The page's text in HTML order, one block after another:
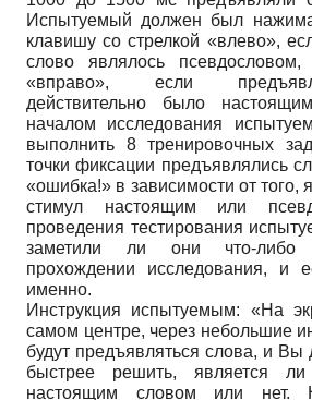
Испытуемый должен был
клавишу со стрелкой «влево»,
слово являлось
«вправо», если
действительно было
началом исследования
выполнить 8 тренировочных
точки фиксации предъявлялись
«ошибка!» в зависимости от того,
стимул настоящим или
проведения тестирования
заметили ли они что-либо
прохождении исследования, и
именно.
Инструкция испытуемым: «На
самом центре, через небольшие
будут предъявляться слова, и
быстрее решить, является
настоящим словом или нет.